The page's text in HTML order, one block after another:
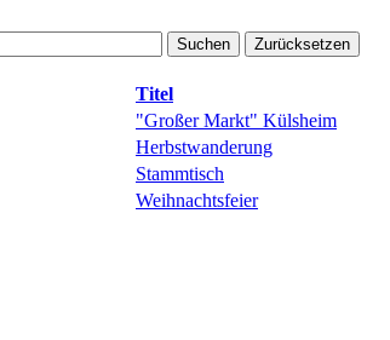
Suchen Zurücksetzen
Titel
"Großer Markt" Külsheim
Herbstwanderung
Stammtisch
Weihnachtsfeier